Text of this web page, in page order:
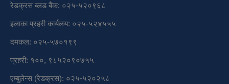
रेडक्रस ब्लड बैंक: ०२५-५२०९६८
इलाका प्रहरी कार्यलय: ०२५-५२४५५५
दमकल: ०२५-५७०१९९
प्रहरी: १००, ९८५२०९०७५५
एम्बुलेन्स (रेडक्रस): ०२५-५२०२५८